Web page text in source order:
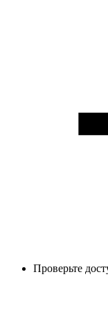
Проверьте